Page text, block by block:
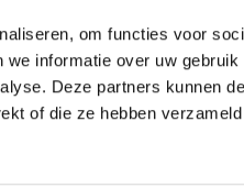
om functies voor
informatie over uw gebruik
Deze partners kunnen
of die ze hebben